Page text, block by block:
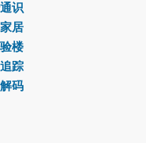
识
居
楼
踪
码